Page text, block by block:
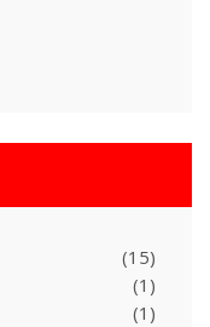
(15)
(1)
(1)